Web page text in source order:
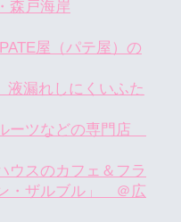
森戸海岸
屋（パテ屋）の
漏れしにくいふた
ーツなどの専門店
ウスのカフェ＆フラ
・ザルブル」 ＠広